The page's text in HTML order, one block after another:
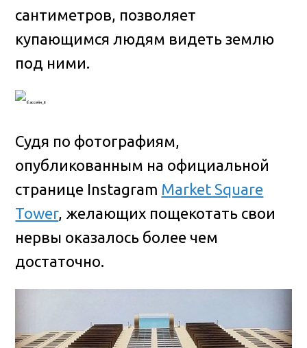
сантиметров, позволяет
купающимся людям видеть землю
под ними.
Судя по фотографиям,
опубликованным на официальной
странице Instagram Market Square
Tower, желающих пощекотать свои
нервы оказалось более чем
достаточно.